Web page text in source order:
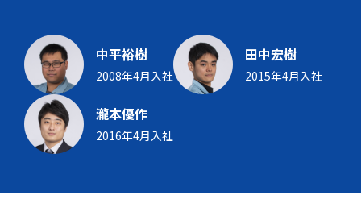
中平裕樹
2008年4月入社
田中宏樹
2015年4月入社
瀧本優作
2016年4月入社